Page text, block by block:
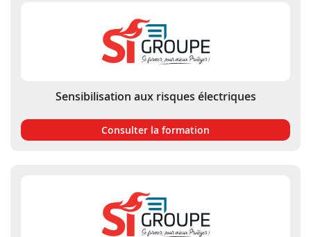
Sensibilisation aux risques électriques
Consulter la formation